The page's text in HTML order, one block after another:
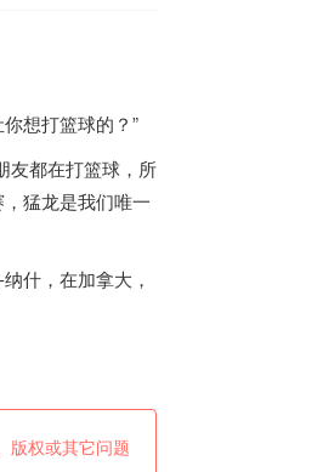
想打篮球的？”
友都在打篮球，所
猛龙是我们唯一
什，在加拿大 ，
版权或其它问题